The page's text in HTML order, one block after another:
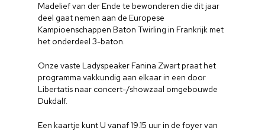
Madelief van der Ende te bewonderen die dit jaar
deel gaat nemen aan de Europese
Kampioenschappen Baton Twirling in Frankrijk met
het onderdeel 3-baton.
Onze vaste Ladyspeaker Fanina Zwart praat het
programma vakkundig aan elkaar in een door
Libertatis naar concert-/showzaal omgebouwde
Dukdalf.
Een kaartje kunt U vanaf 19.15 uur in de foyer van